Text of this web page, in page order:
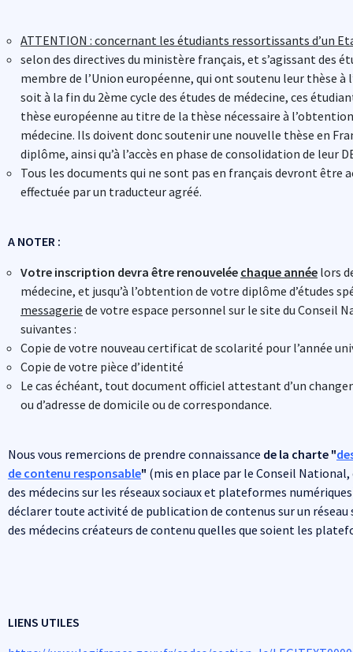
ATTENTION : concernant les étudiants ressortissants d’un
selon des directives du ministère français, et s’agissant des
membre de l’Union européenne, qui ont soutenu leur thèse à
soit à la fin du 2ème cycle des études de médecine, ces
thèse européenne au titre de la thèse nécessaire à
médecine. Ils doivent donc soutenir une nouvelle thèse en
diplôme, ainsi qu’à l’accès en phase de consolidation de leur
Tous les documents qui ne sont pas en français devront être
effectuée par un traducteur agréé.
A NOTER :
Votre inscription devra être renouvelée chaque année lors
médecine, et jusqu’à l’obtention de votre diplôme d’études
messagerie de votre espace personnel sur le site du Conseil
suivantes :
Copie de votre nouveau certificat de scolarité pour l’année
Copie de votre pièce d’identité
Le cas échéant, tout document officiel attestant d’un
ou d’adresse de domicile ou de correspondance.
Nous vous remercions de prendre connaissance de la charte "
de contenu responsable" (mis en place par le Conseil
des médecins sur les réseaux sociaux et plateformes
déclarer toute activité de publication de contenus sur un réseau
des médecins créateurs de contenu quelles que soient les
LIENS UTILES